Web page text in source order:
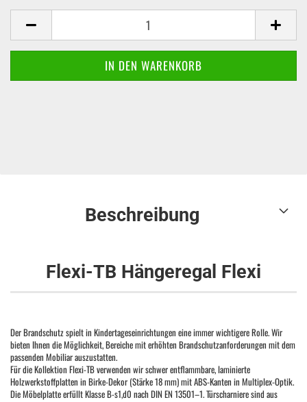
Beschreibung
Flexi-TB Hängeregal Flexi
Der Brandschutz spielt in Kindertageseinrichtungen eine immer wichtigere Rolle. Wir
bieten Ihnen die Möglichkeit, Bereiche mit erhöhten Brandschutzanforderungen mit dem
passenden Mobiliar auszustatten.
Für die Kollektion Flexi-TB verwenden wir schwer entflammbare, laminierte
Holzwerkstoffplatten in Birke-Dekor (Stärke 18 mm) mit ABS-Kanten in Multiplex-Optik.
Die Möbelplatte erfüllt Klasse B-s1,d0 nach DIN EN 13501–1. Türscharniere sind aus